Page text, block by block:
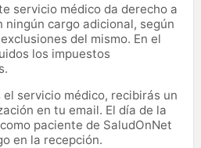
servicio médico da derecho a
ningún cargo adicional, según
del mismo. En el
los impuestos
el servicio médico, recibirás un
en tu email. El día de la
paciente de SaludOnNet
en la recepción.